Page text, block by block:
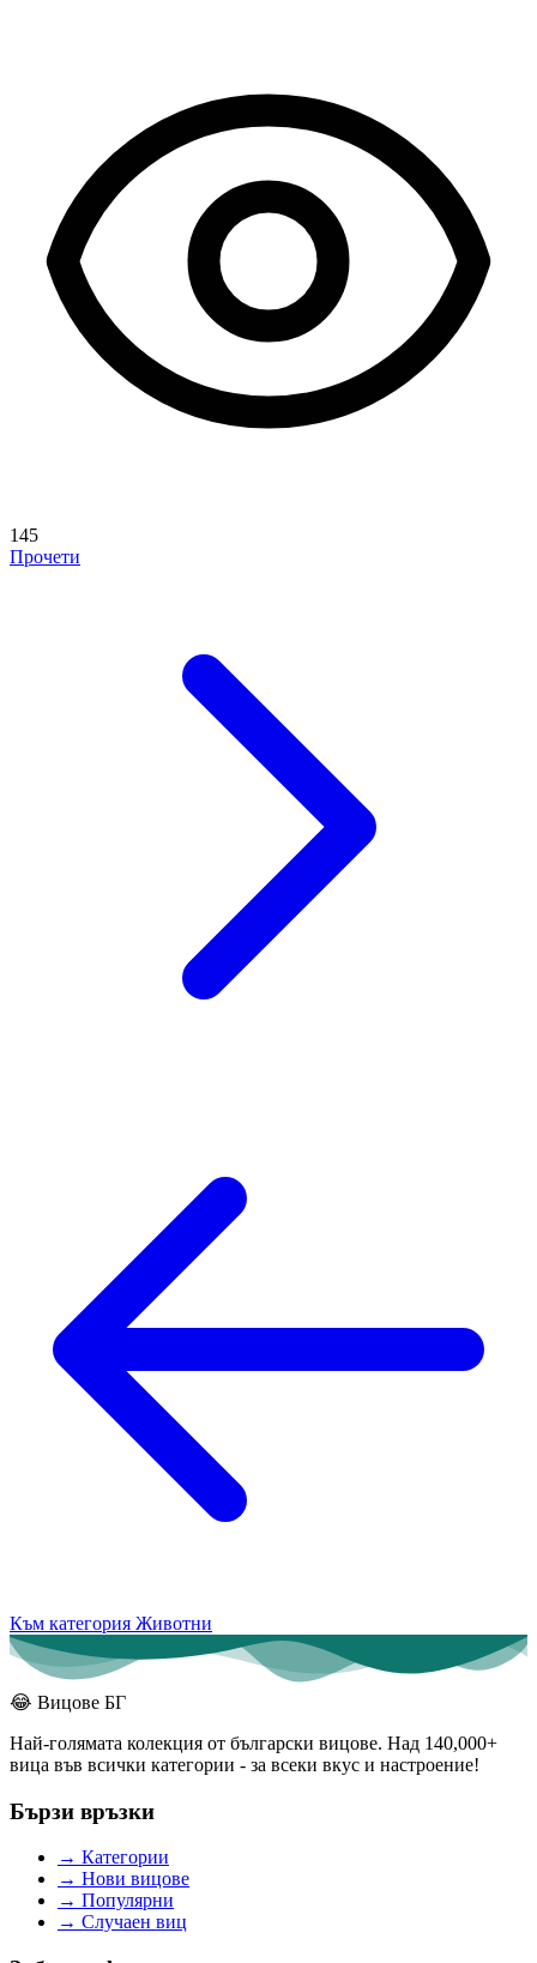
145
Прочети
Към категория Животни
😂 Вицове БГ
Най-голямата колекция от български вицове. Над 140,000+
вица във всички категории - за всеки вкус и настроение!
Бързи връзки
→ Категории
→ Нови вицове
→ Популярни
→ Случаен виц